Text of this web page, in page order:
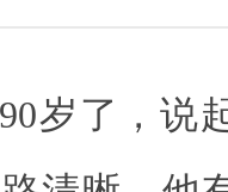
岁了，说